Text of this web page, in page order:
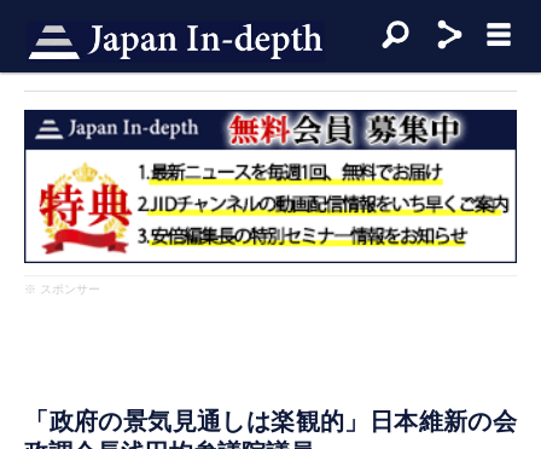
※ スポンサー
「政府の景気見通しは楽観的」日本維新の会